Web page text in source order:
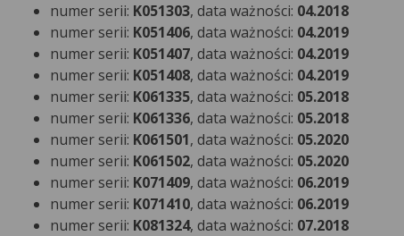
numer serii: K051303, data ważności: 04.2018
numer serii: K051406, data ważności: 04.2019
numer serii: K051407, data ważności: 04.2019
numer serii: K051408, data ważności: 04.2019
numer serii: K061335, data ważności: 05.2018
numer serii: K061336, data ważności: 05.2018
numer serii: K061501, data ważności: 05.2020
numer serii: K061502, data ważności: 05.2020
numer serii: K071409, data ważności: 06.2019
numer serii: K071410, data ważności: 06.2019
numer serii: K081324, data ważności: 07.2018